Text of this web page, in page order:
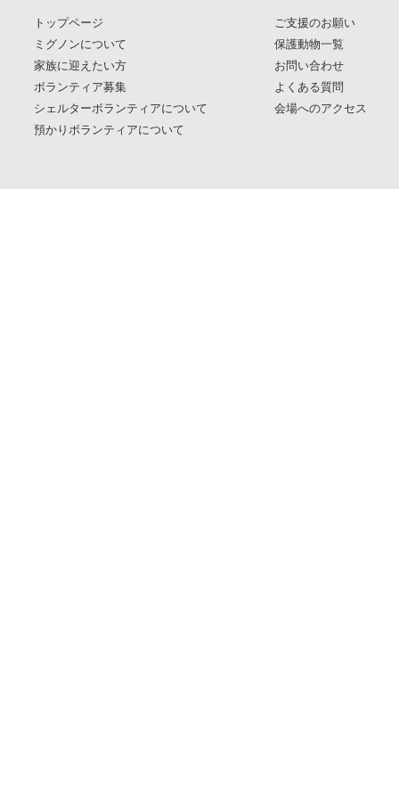
トップページ
ミグノンについて
家族に迎えたい方
ボランティア募集
シェルターボランティアについて
預かりボランティアについて
ご支援のお願い
保護動物一覧
お問い合わせ
よくある質問
会場へのアクセス